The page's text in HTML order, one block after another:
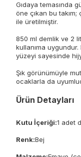
Gıdaya temasında
öne çıkan bu
ile üretilmiştir.
850 ml demlik ve 2
kullanıma
yüzeyi sayesinde
Şık görünümüyle
ocaklarla da
Ürün Detayları
Kutu İçeriği:1 adet
Renk:Bej